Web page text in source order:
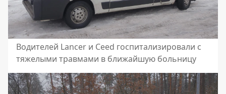
Водителей Lancer и Ceed госпитализировали с
тяжелыми травмами в ближайшую больницу